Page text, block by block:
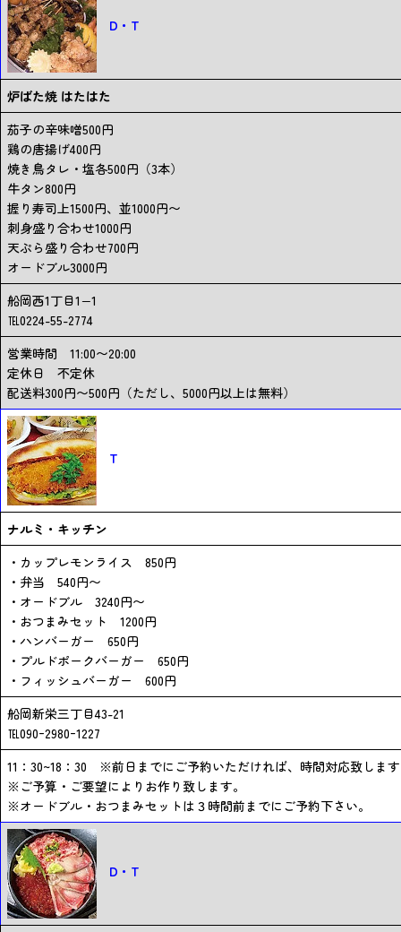
D・T
炉ばた焼 はたはた
茄子の辛味噌500円
鶏の唐揚げ400円
焼き鳥タレ・塩各500円（3本）
牛タン800円
握り寿司上1500円、並1000円〜
刺身盛り合わせ1000円
天ぷら盛り合わせ700円
オードブル3000円
船岡西1丁目1−1
℡0224-55-2774
営業時間 11:00〜20:00
定休日 不定休
配送料300円〜500円（ただし、5000円以上は無料）
T
ナルミ・キッチン
・カップレモンライス 850円
・弁当 540円〜
・オードブル 3240円〜
・おつまみセット 1200円
・ハンバーガー 650円
・プルドポークバーガー 650円
・フィッシュバーガー 600円
船岡新栄三丁目43-21
℡090ｰ2980ｰ1227
11：30~18：30 ※前日までにご予約いただければ、時間対応致しま
※ご予算・ご要望によりお作り致します。
※オードブル・おつまみセットは３時間前までにご予約下さい。
D・T